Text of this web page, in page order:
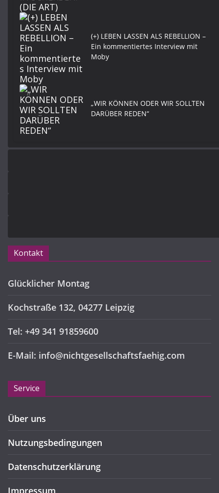
(+) LEBEN LASSEN ALS REBELLION –
Ein kommentiertes Interview mit
Moby
„WIR KÖNNEN ODER WIR SOLLTEN
DARÜBER REDEN“
Kontakt
Glücklicher Montag
Kochstraße 132, 04277 Leipzig
Tel: +49 341 91859600
E-Mail: info@nichtgesellschaftsfaehig.com
Service
Über uns
Nutzungsbedingungen
Datenschutzerklärung
Impressum